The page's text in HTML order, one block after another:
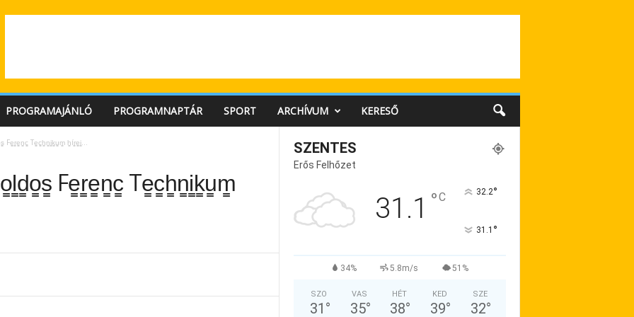
PROGRAMAJÁNLÓ PROGRAMNAPTÁR SPORT ARCHÍVUM KERESŐ
Fe̳r̳e̳n̳c̳ Te̳c̳h̳n̳i̳k̳u̳m̳ h̳ír̳e̳i̳…
Fe̳r̳e̳n̳c̳ Te̳c̳h̳n̳i̳k̳u̳m̳
SZENTES
Erős Felhőzet
31.1 °C 32.2°
31.1 °
34% 5.8m/s 51%
SZO
31 °
VAS
35°
HÉT
38°
KED
39°
SZE
32°